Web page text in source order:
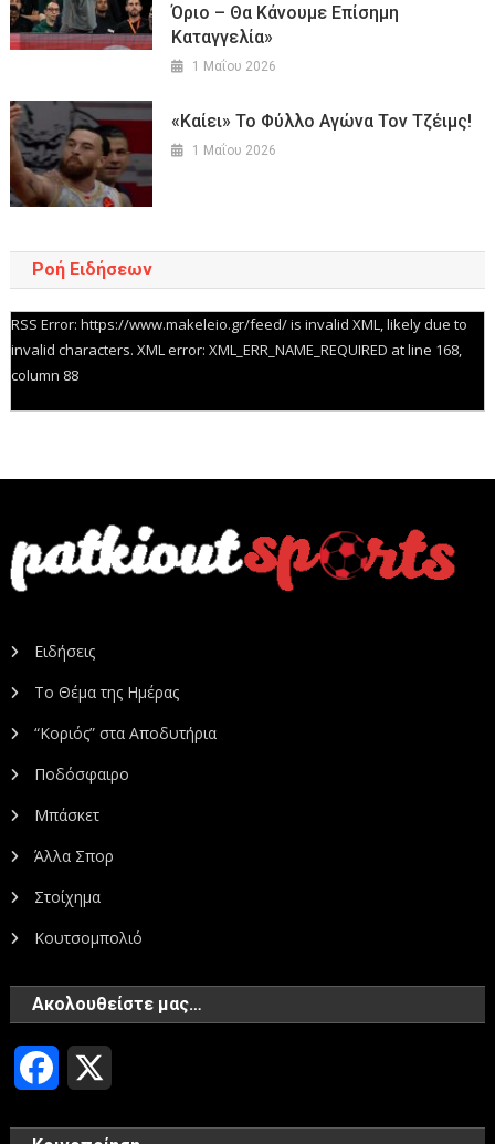
Όριο – Θα Κάνουμε Επίσημη
Καταγγελία»
1 Μαΐου 2026
«Καίει» Το Φύλλο Αγώνα Τον Τζέιμς!
1 Μαΐου 2026
Ροή Ειδήσεων
RSS Error: https://www.makeleio.gr/feed/ is invalid XML, likely due to
invalid characters. XML error: XML_ERR_NAME_REQUIRED at line 168,
column 88
Ειδήσεις
Το Θέμα της Ημέρας
“Κοριός” στα Αποδυτήρια
Ποδόσφαιρο
Μπάσκετ
Άλλα Σπορ
Στοίχημα
Κουτσομπολιό
Ακολουθείστε μας…
Facebook